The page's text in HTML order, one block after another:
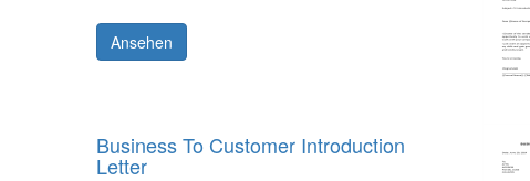
Ansehen
Business To Customer Introduction
Letter